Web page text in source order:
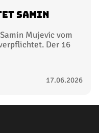
Samin
Mujevic vom
Der 16
17.06.2026